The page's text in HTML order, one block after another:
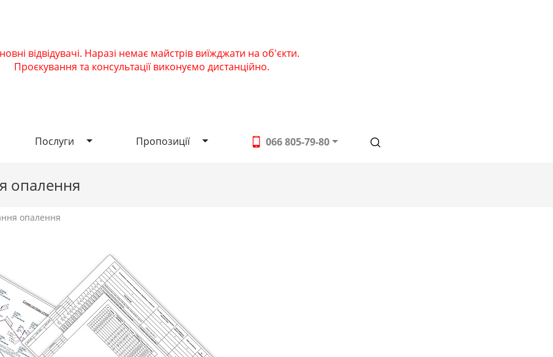
відвідувачі. Наразі немає майстрів виїжджати на об'єкти.
Проєкування та консультації виконуємо дистанційно.
Послуги Послуги Пропозиції Пропозиції 066 805-79-80
опалення
опалення